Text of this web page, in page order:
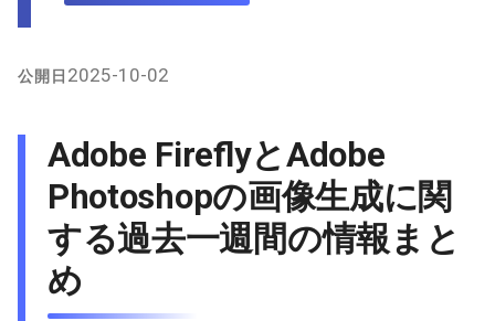
a
l
2026-07-12
2026-07-11
2025-12-26
2025-12-25
2026-07-12
2026-07-11
2025-12-26
2025-12-25
2026-05-31
2026-05-24
2026-06-12
2026-06-05
2026-06-07
2026-05-31
2025-11-30
2025-11-23
2026-06-07
2026-05-31
2026-06-07
2026-05-31
2025-11-23
2025-11-16
2026-07-12
2026-07-11
2025-12-26
2025-12-25
2026-06-21
2026-06-07
2026-05-31
2026-05-24
2026-06-14
2026-06-07
2026-06-07
2026-05-31
2026-07-12
2026-07-11
2025-12-26
2025-12-25
2026-06-07
2026-05-31
2026-07-11
2026-07-10
2026-06-10
2026-06-06
2026-06-06
2026-05-30
2026-07-11
2026-07-09
2026-06-07
2026-05-31
公開日 2025-10-02
Adobe FireflyとAdobe
Photoshopの画像生成に関
する過去一週間の情報まと
め